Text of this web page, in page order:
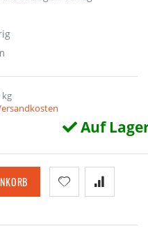
kg
Auf